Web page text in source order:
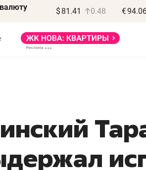
$ 81.41 0.48 €